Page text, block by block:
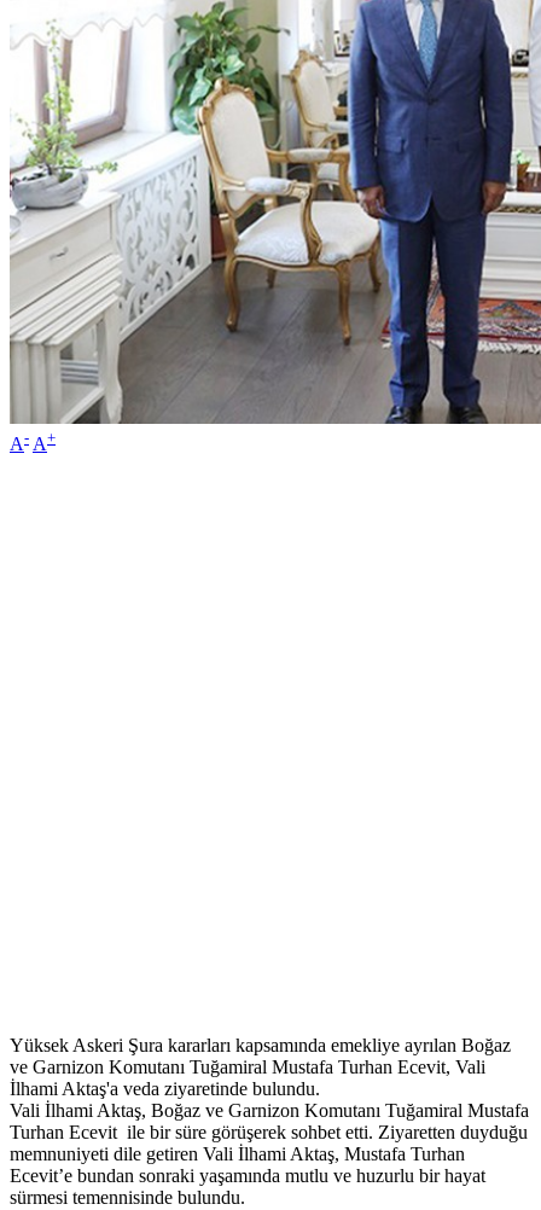
A- A+
Yüksek Askeri Şura kararları kapsamında emekliye ayrılan Boğaz
ve Garnizon Komutanı Tuğamiral Mustafa Turhan Ecevit, Vali
İlhami Aktaş'a veda ziyaretinde bulundu.
Vali İlhami Aktaş, Boğaz ve Garnizon Komutanı Tuğamiral Mustafa
Turhan Ecevit ile bir süre görüşerek sohbet etti. Ziyaretten duyduğu
memnuniyeti dile getiren Vali İlhami Aktaş, Mustafa Turhan
Ecevit’e bundan sonraki yaşamında mutlu ve huzurlu bir hayat
sürmesi temennisinde bulundu.